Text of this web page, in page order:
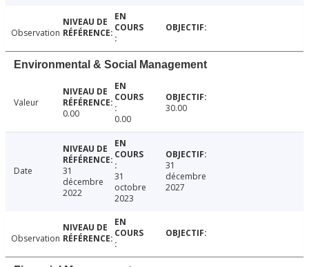
Observation
Environmental & Social Management
Valeur
0.00
0.00
30.00
Date
31
décembre
2022
31
octobre
2023
31
décembre
2027
Observation